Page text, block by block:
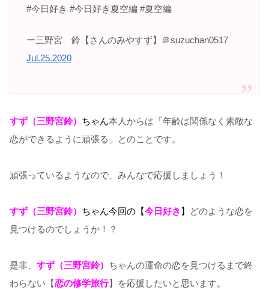
#今日好き #今日好き夏空編 #夏空編
ー三野宮 鈴【さんのみやすず】＠suzuchan0517
Jul.25.2020
すず（三野宮鈴） ちゃん本人からは「年齢は関係なく素敵な
恋ができるように頑張る」とのことです。
頑張っているようなので、みんなで応援しましょう！
すず（三野宮鈴） ちゃん今回の【今日好き 】
どのような恋を
見つけるのでしょうか！？
是非、 すず（三野宮鈴） ちゃんの運命の恋を見つけるまで終
わらない【恋の修学旅行】を応援したいと思います。